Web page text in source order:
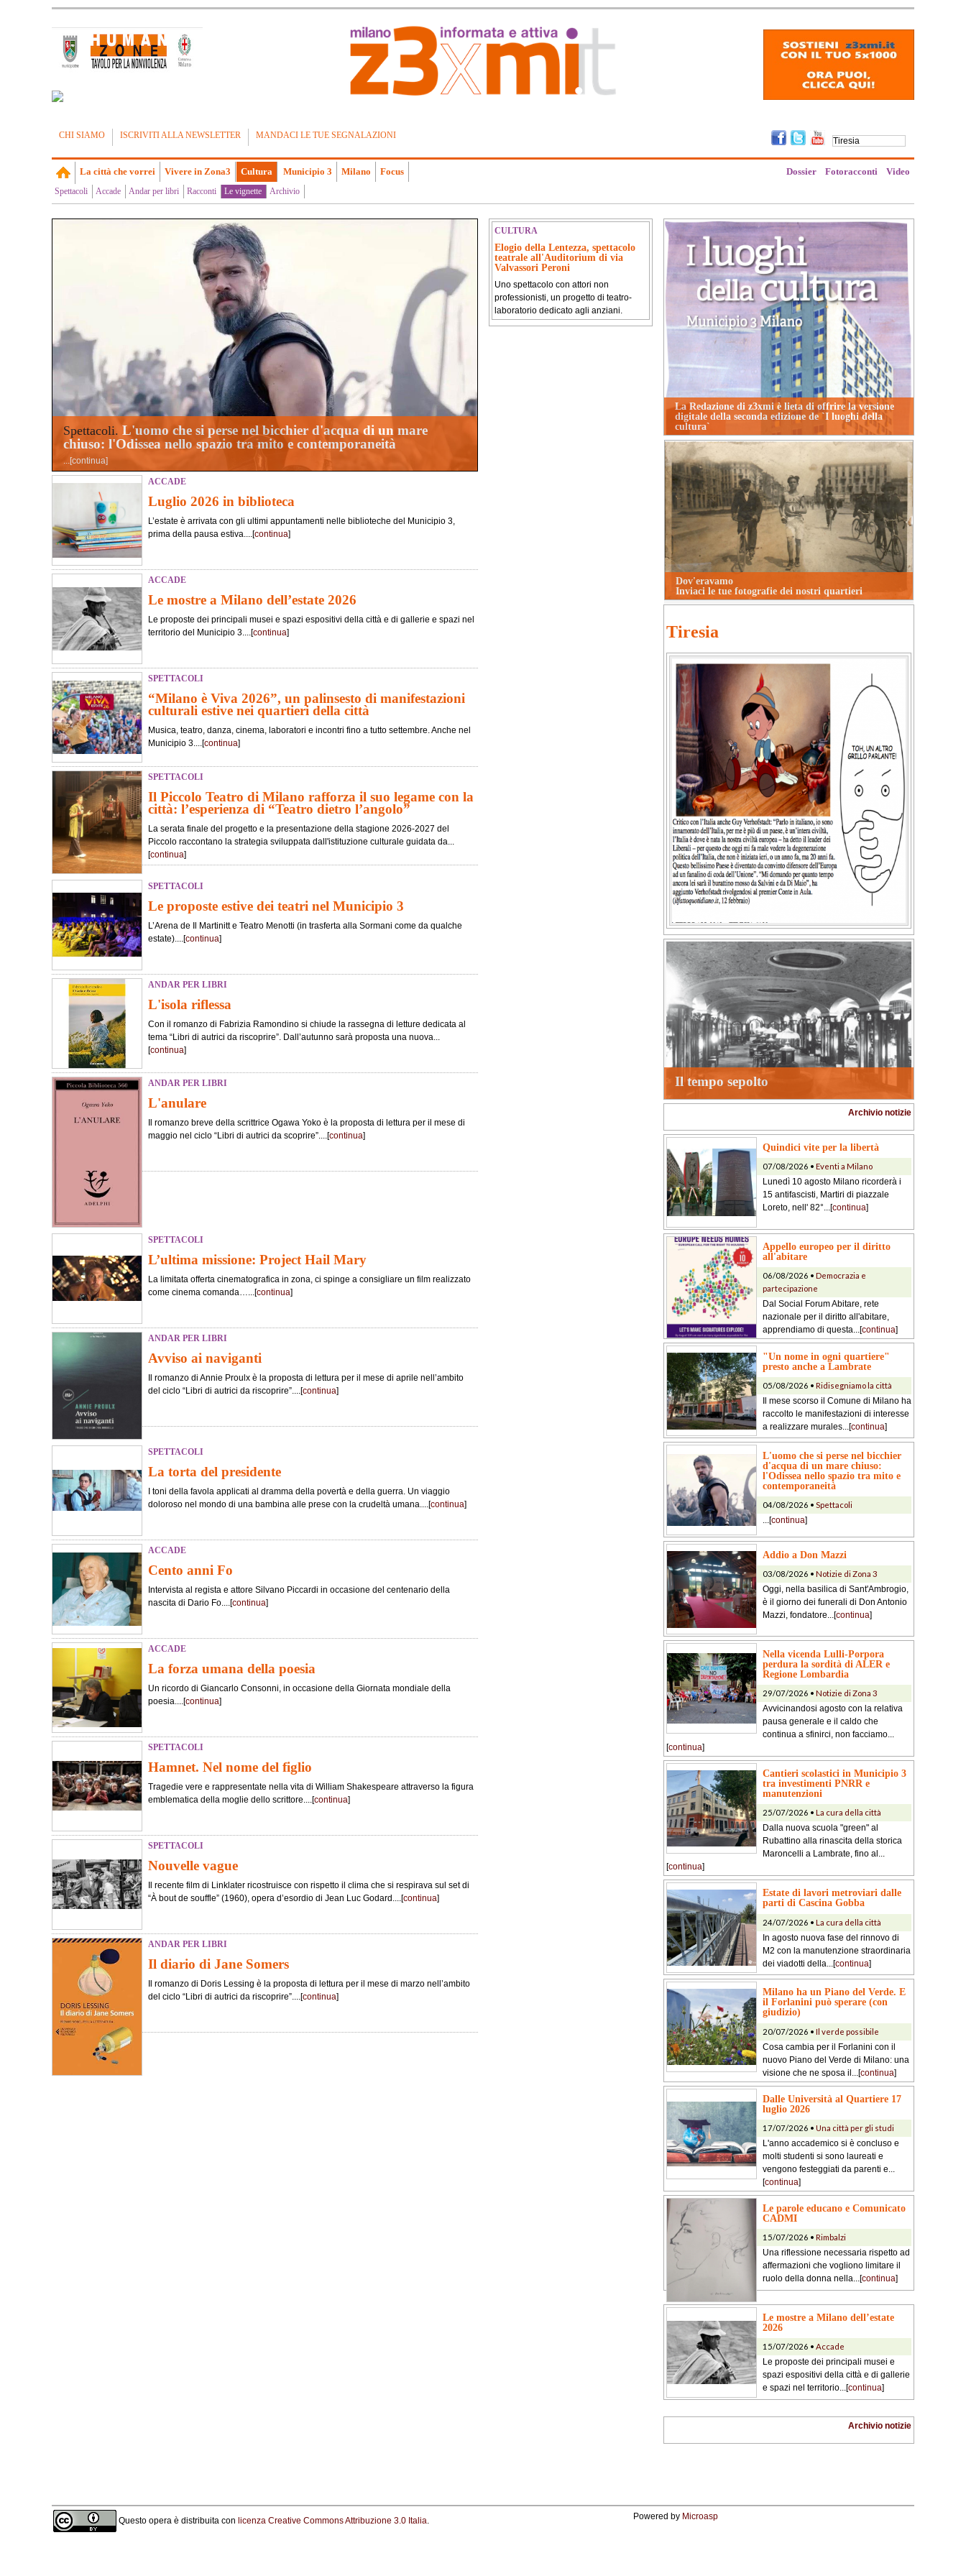
CHI SIAMO ISCRIVITI ALLA NEWSLETTER MANDACI LE TUE SEGNALAZIONI
La città che vorrei Vivere in Zona3 Cultura Municipio 3 Milano Focus Dossier Fotoracconti Video
Spettacoli Accade Andar per libri Racconti Le vignette Archivio
Spettacoli. L'uomo che si perse nel bicchier d'acqua di un mare
chiuso: l'Odissea nello spazio tra mito e contemporaneità
...[continua]
ACCADE
Luglio 2026 in biblioteca
L’estate è arrivata con gli ultimi appuntamenti nelle biblioteche del Municipio 3,
prima della pausa estiva....[continua]
ACCADE
Le mostre a Milano dell’estate 2026
Le proposte dei principali musei e spazi espositivi della città e di gallerie e spazi nel
territorio del Municipio 3....[continua]
SPETTACOLI
“Milano è Viva 2026”, un palinsesto di manifestazioni
culturali estive nei quartieri della città
Musica, teatro, danza, cinema, laboratori e incontri fino a tutto settembre. Anche nel
Municipio 3....[continua]
SPETTACOLI
Il Piccolo Teatro di Milano rafforza il suo legame con la
città: l’esperienza di “Teatro dietro l’angolo”
La serata finale del progetto e la presentazione della stagione 2026-2027 del
Piccolo raccontano la strategia sviluppata dall'istituzione culturale guidata da...
[continua]
SPETTACOLI
Le proposte estive dei teatri nel Municipio 3
L’Arena de Il Martinitt e Teatro Menotti (in trasferta alla Sormani come da qualche
estate)....[continua]
ANDAR PER LIBRI
L'isola riflessa
Con il romanzo di Fabrizia Ramondino si chiude la rassegna di letture dedicata al
tema “Libri di autrici da riscoprire”. Dall’autunno sarà proposta una nuova...
[continua]
ANDAR PER LIBRI
L'anulare
Il romanzo breve della scrittrice Ogawa Yoko è la proposta di lettura per il mese di
maggio nel ciclo “Libri di autrici da scoprire”....[continua]
SPETTACOLI
L’ultima missione: Project Hail Mary
La limitata offerta cinematografica in zona, ci spinge a consigliare un film realizzato
come cinema comanda…...[continua]
ANDAR PER LIBRI
Avviso ai naviganti
Il romanzo di Annie Proulx è la proposta di lettura per il mese di aprile nell’ambito
del ciclo “Libri di autrici da riscoprire”....[continua]
SPETTACOLI
La torta del presidente
I toni della favola applicati al dramma della povertà e della guerra. Un viaggio
doloroso nel mondo di una bambina alle prese con la crudeltà umana....[continua]
ACCADE
Cento anni Fo
Intervista al regista e attore Silvano Piccardi in occasione del centenario della
nascita di Dario Fo....[continua]
ACCADE
La forza umana della poesia
Un ricordo di Giancarlo Consonni, in occasione della Giornata mondiale della
poesia....[continua]
SPETTACOLI
Hamnet. Nel nome del figlio
Tragedie vere e rappresentate nella vita di William Shakespeare attraverso la figura
emblematica della moglie dello scrittore....[continua]
SPETTACOLI
Nouvelle vague
Il recente film di Linklater ricostruisce con rispetto il clima che si respirava sul set di
“À bout de souffle” (1960), opera d’esordio di Jean Luc Godard....[continua]
ANDAR PER LIBRI
Il diario di Jane Somers
Il romanzo di Doris Lessing è la proposta di lettura per il mese di marzo nell’ambito
del ciclo “Libri di autrici da riscoprire”....[continua]
CULTURA
Elogio della Lentezza, spettacolo
teatrale all'Auditorium di via
Valvassori Peroni
Uno spettacolo con attori non
professionisti, un progetto di teatro-
laboratorio dedicato agli anziani.
La Redazione di z3xmi è lieta di offrire la versione
digitale della seconda edizione de `I luoghi della
cultura`
Dov'eravamo
Inviaci le tue fotografie dei nostri quartieri
Tiresia
Il tempo sepolto
Archivio notizie
Quindici vite per la libertà
07/08/2026 • Eventi a Milano
Lunedì 10 agosto Milano ricorderà i
15 antifascisti, Martiri di piazzale
Loreto, nell' 82°...[continua]
Appello europeo per il diritto
all'abitare
06/08/2026 • Democrazia e
partecipazione
Dal Social Forum Abitare, rete
nazionale per il diritto all'abitare,
apprendiamo di questa...[continua]
"Un nome in ogni quartiere"
presto anche a Lambrate
05/08/2026 • Ridisegniamo la città
Il mese scorso il Comune di Milano ha
raccolto le manifestazioni di interesse
a realizzare murales...[continua]
L'uomo che si perse nel bicchier
d'acqua di un mare chiuso:
l'Odissea nello spazio tra mito e
contemporaneità
04/08/2026 • Spettacoli
...[continua]
Addio a Don Mazzi
03/08/2026 • Notizie di Zona 3
Oggi, nella basilica di Sant'Ambrogio,
è il giorno dei funerali di Don Antonio
Mazzi, fondatore...[continua]
Nella vicenda Lulli-Porpora
perdura la sordità di ALER e
Regione Lombardia
29/07/2026 • Notizie di Zona 3
Avvicinandosi agosto con la relativa
pausa generale e il caldo che
continua a sfinirci, non facciamo...
[continua]
Cantieri scolastici in Municipio 3
tra investimenti PNRR e
manutenzioni
25/07/2026 • La cura della città
Dalla nuova scuola "green" al
Rubattino alla rinascita della storica
Maroncelli a Lambrate, fino al...
[continua]
Estate di lavori metroviari dalle
parti di Cascina Gobba
24/07/2026 • La cura della città
In agosto nuova fase del rinnovo di
M2 con la manutenzione straordinaria
dei viadotti della...[continua]
Milano ha un Piano del Verde. E
il Forlanini può sperare (con
giudizio)
20/07/2026 • Il verde possibile
Cosa cambia per il Forlanini con il
nuovo Piano del Verde di Milano: una
visione che ne sposa il...[continua]
Dalle Università al Quartiere 17
luglio 2026
17/07/2026 • Una città per gli studi
L'anno accademico si è concluso e
molti studenti si sono laureati e
vengono festeggiati da parenti e...
[continua]
Le parole educano e Comunicato
CADMI
15/07/2026 • Rimbalzi
Una riflessione necessaria rispetto ad
affermazioni che vogliono limitare il
ruolo della donna nella...[continua]
Le mostre a Milano dell’estate
2026
15/07/2026 • Accade
Le proposte dei principali musei e
spazi espositivi della città e di gallerie
e spazi nel territorio...[continua]
Archivio notizie
Questo opera è distribuita con licenza Creative Commons Attribuzione 3.0 Italia Powered by Microasp